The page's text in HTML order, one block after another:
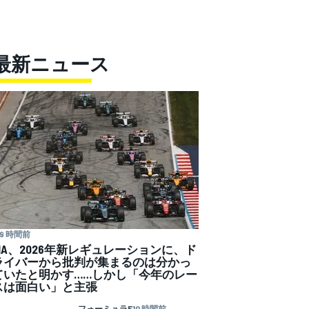
新ニュース
9 時間前
、2026年新レギュレーションに、ド
イバーから批判が集まるのは分かっ
いたと明かす……しかし「今年のレー
は面白い」と主張